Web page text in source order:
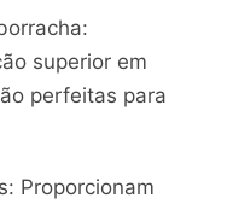
superior em
perfeitas para
Proporcionam